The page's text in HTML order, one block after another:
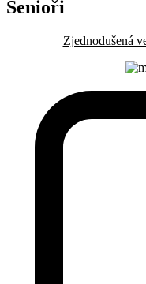
Senioři
Zjednodušená